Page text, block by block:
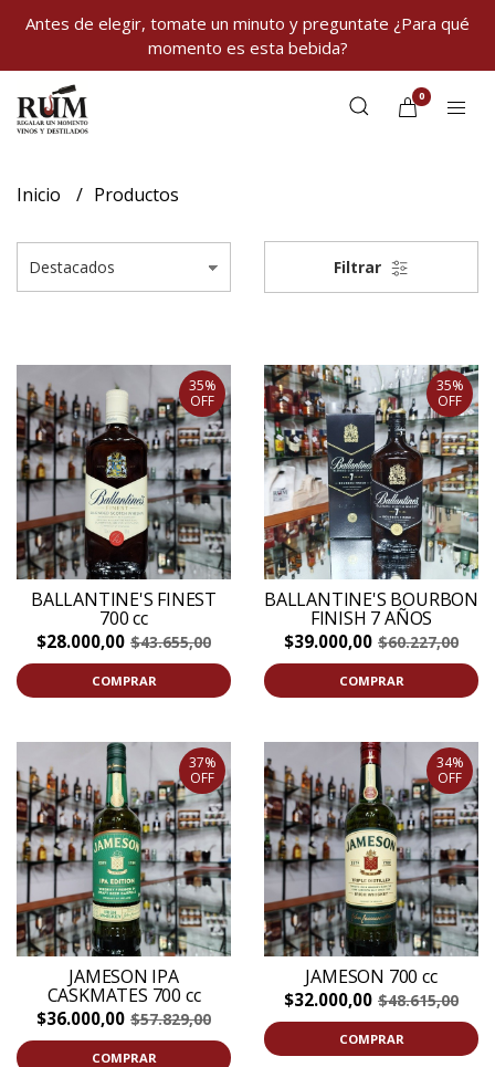
Antes de elegir, tomate un minuto y preguntate ¿Para qué
momento es esta bebida?
0
Inicio Productos
Filtrar
35%
OFF
BALLANTINE'S FINEST
700 cc
$28.000,00 $43.655,00
COMPRAR
35%
OFF
BALLANTINE'S BOURBON
FINISH 7 AÑOS
$39.000,00 $60.227,00
COMPRAR
37%
OFF
JAMESON IPA
CASKMATES 700 cc
$36.000,00 $57.829,00
COMPRAR
34%
OFF
JAMESON 700 cc
$32.000,00 $48.615,00
COMPRAR